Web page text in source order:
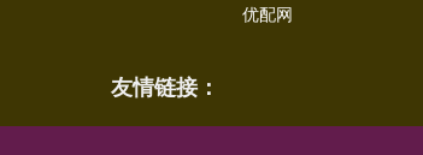
优配网
友情链接：